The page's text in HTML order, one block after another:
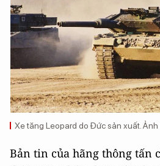
Xe tăng Leopard do Đức sản xuất. Ảnh
Bản tin của hãng thông tấn